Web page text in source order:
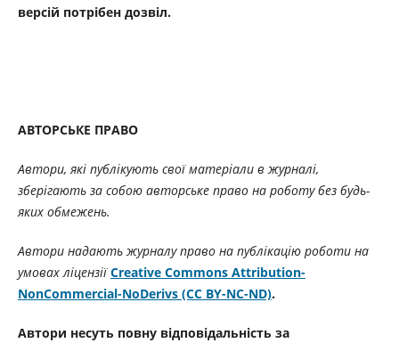
версій потрібен дозвіл.
АВТОРСЬКЕ ПРАВО
Автори, які публікують свої матеріали в журналі,
зберігають за собою авторське право на роботу без будь-
яких обмежень.
Автори надають журналу право на публікацію роботи на
умовах ліцензіїCreative Commons Attribution-
NonCommercial-NoDerivs (CC BY-NC-ND).
Автори несуть повну відповідальність за